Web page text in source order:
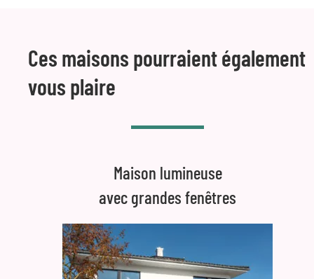
Ces maisons pourraient également
vous plaire
Maison lumineuse
avec grandes fenêtres